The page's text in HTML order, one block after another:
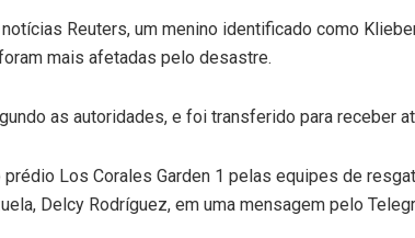
Reuters, um menino identificado como
mais afetadas pelo desastre.
as autoridades, e foi transferido para receber
Los Corales Garden 1 pelas equipes de
Delcy Rodríguez, em uma mensagem pelo